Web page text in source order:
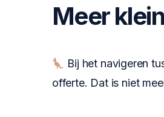
Meer
Bij het navigeren
offerte. Dat is niet